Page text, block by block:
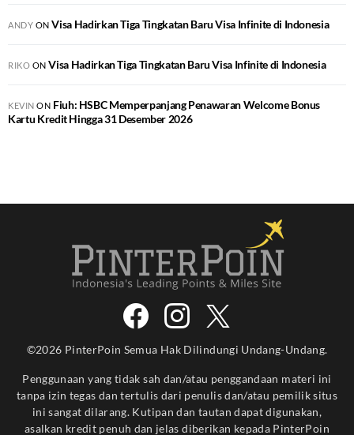
ANDY ONVisa Hadirkan Tiga Tingkatan Baru Visa Infinite di Indonesia
RIKO ONVisa Hadirkan Tiga Tingkatan Baru Visa Infinite di Indonesia
KEVIN ON Fiuh: HSBC Memperpanjang Penawaran Welcome Bonus
Kartu Kredit Hingga 31 Desember 2026
©2026 PinterPoin Semua Hak Dilindungi Undang-Undang.
Penggunaan yang tidak sah dan/atau penggandaan materi ini
tanpa izin tegas dan tertulis dari penulis dan/atau pemilik situs
ini sangat dilarang. Kutipan dan tautan dapat digunakan,
asalkan kredit penuh dan jelas diberikan kepada PinterPoin